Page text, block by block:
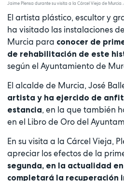
Jaime Plensa durante su visita a la Cárcel Vieja de Murcia.
El artista plástico, escultor y
ha visitado las instalaciones
Murcia para conocer de
de rehabilitación de este
según el Ayuntamiento de
El alcalde de Murcia, José
artista y ha ejercido de
estancia, en la que también
en el Libro de Oro del
En su visita a la Cárcel Vieja,
apreciar los efectos de la
segunda, en la actualidad
completará la recuperación